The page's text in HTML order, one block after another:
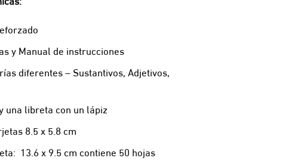
y Manual de instrucciones
diferentes – Sustantivos, Adjetivos,
una libreta con un lápiz
8.5 x 5.8 cm
13.6 x 9.5 cm contiene 50 hojas